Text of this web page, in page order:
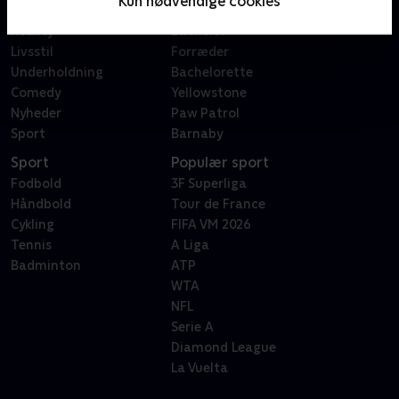
Reality
Livsstil
Underholdning
Comedy
Nyheder
Sport
X Factor
Bachelor
Forræder
Bachelorette
Yellowstone
Paw Patrol
Barnaby
Sport
Fodbold
Håndbold
Cykling
Tennis
Badminton
Populær sport
3F Superliga
Tour de France
FIFA VM 2026
A Liga
ATP
WTA
NFL
Serie A
Diamond League
La Vuelta